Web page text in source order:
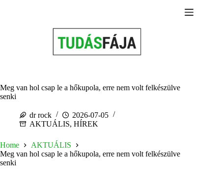
Meg van hol csap le a hőkupola, erre nem volt felkészülve
senki
dr rock
2026-07-05
AKTUÁLIS, HÍREK
Home
AKTUÁLIS
Meg van hol csap le a hőkupola, erre nem volt felkészülve
senki